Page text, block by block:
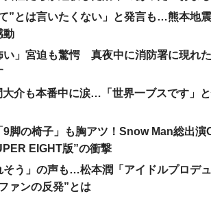
”とは言いたくない」と発言も…熊本地
動
い」宮迫も驚愕 真夜中に消防署に現れ
介も本番中に涙…「世界一ブスです」
9脚の椅子」も胸アツ！Snow Man総出
EIGHT版”の衝撃
そう」の声も…松本潤「アイドルプロデ
ァンの反発”とは